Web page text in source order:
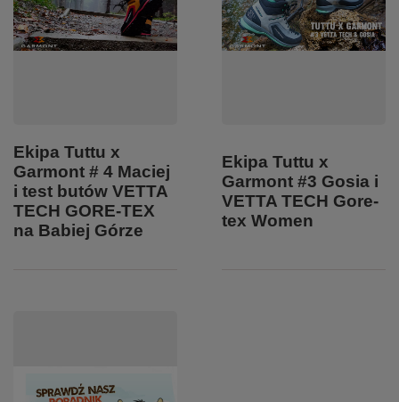
Ekipa Tuttu x
Garmont # 4 Maciej
i test butów VETTA
TECH GORE-TEX
na Babiej Górze
Ekipa Tuttu x
Garmont #3 Gosia i
VETTA TECH Gore-
tex Women